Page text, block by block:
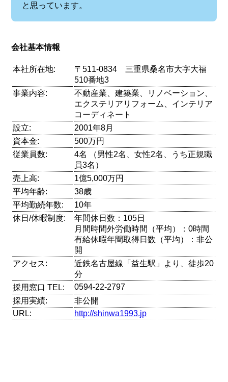
と思っています。
会社基本情報
本社所在地:
〒511-0834 三重県桑名市大字大福
510番地3
事業内容:
不動産業、建築業、リノベーション、
エクステリアリフォーム、インテリア
コーディネート
設立:
2001年8月
資本金:
500万円
従業員数:
4名 （男性2名、女性2名、うち正規職
員3名）
売上高:
1億5,000万円
平均年齢:
38歳
平均勤続年数:
10年
休日/休暇制度:
年間休日数：105日
月間時間外労働時間（平均）：0時間
有給休暇年間取得日数（平均）：非公
開
アクセス:
近鉄名古屋線「益生駅」より、徒歩20
分
採用窓口 TEL:
0594-22-2797
採用実績:
非公開
URL:
http://shinwa1993.jp